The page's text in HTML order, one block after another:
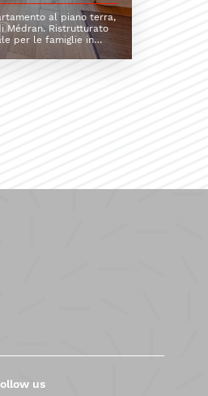
al piano terra,
Médran. Ristrutturato
per le famiglie in
us